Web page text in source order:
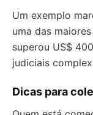
Um exemplo
uma das
superou US$
judiciais
Dicas para